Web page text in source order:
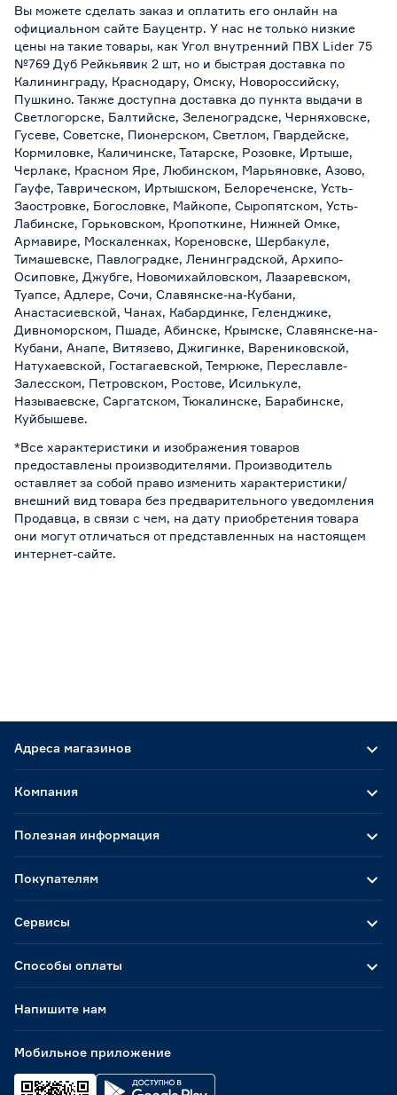
Вы можете сделать заказ и оплатить его онлайн на
официальном сайте Бауцентр. У нас не только низкие
цены на такие товары, как Угол внутренний ПВХ Lider 75
№769 Дуб Рейкьявик 2 шт, но и быстрая доставка по
Калининграду, Краснодару, Омску, Новороссийску,
Пушкино. Также доступна доставка до пункта выдачи в
Светлогорске, Балтийске, Зеленоградске, Черняховске,
Гусеве, Советске, Пионерском, Светлом, Гвардейске,
Кормиловке, Каличинске, Татарске, Розовке, Иртыше,
Черлаке, Красном Яре, Любинском, Марьяновке, Азово,
Гауфе, Таврическом, Иртышском, Белореченске, Усть-
Заостровке, Богословке, Майкопе, Сыропятском, Усть-
Лабинске, Горьковском, Кропоткине, Нижней Омке,
Армавире, Москаленках, Кореновске, Шербакуле,
Тимашевске, Павлоградке, Ленинградской, Архипо-
Осиповке, Джубге, Новомихайловском, Лазаревском,
Туапсе, Адлере, Сочи, Славянске-на-Кубани,
Анастасиевской, Чанах, Кабардинке, Геленджике,
Дивноморском, Пшаде, Абинске, Крымске, Славянске-на-
Кубани, Анапе, Витязево, Джигинке, Варениковской,
Натухаевской, Гостагаевской, Темрюке, Переславле-
Залесском, Петровском, Ростове, Исилькуле,
Называевске, Саргатском, Тюкалинске, Барабинске,
Куйбышеве.
*Все характеристики и изображения товаров
предоставлены производителями. Производитель
оставляет за собой право изменить характеристики/
внешний вид товара без предварительного уведомления
Продавца, в связи с чем, на дату приобретения товара
они могут отличаться от представленных на настоящем
интернет-сайте.
Адреса магазинов
Способы оплаты
Мобильное приложение
Компания
Полезная информация
Покупателям
Сервисы
Напишите нам